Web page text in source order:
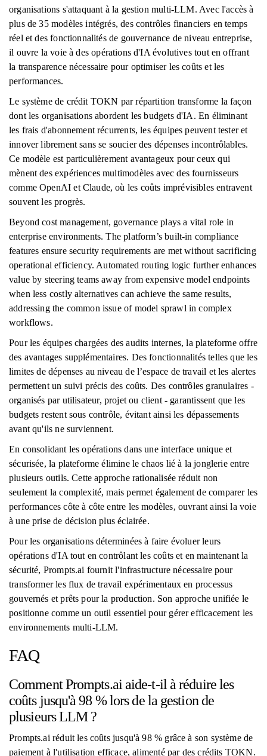
organisations s'attaquant à la gestion multi-LLM. Avec l'accès à
plus de 35 modèles intégrés, des contrôles financiers en temps
réel et des fonctionnalités de gouvernance de niveau entreprise,
il ouvre la voie à des opérations d'IA évolutives tout en offrant
la transparence nécessaire pour optimiser les coûts et les
performances.
Le système de crédit TOKN par répartition transforme la façon
dont les organisations abordent les budgets d'IA. En éliminant
les frais d'abonnement récurrents, les équipes peuvent tester et
innover librement sans se soucier des dépenses incontrôlables.
Ce modèle est particulièrement avantageux pour ceux qui
mènent des expériences multimodèles avec des fournisseurs
comme OpenAI et Claude, où les coûts imprévisibles entravent
souvent les progrès.
Beyond cost management, governance plays a vital role in
enterprise environments. The platform’s built-in compliance
features ensure security requirements are met without sacrificing
operational efficiency. Automated routing logic further enhances
value by steering teams away from expensive model endpoints
when less costly alternatives can achieve the same results,
addressing the common issue of model sprawl in complex
workflows.
Pour les équipes chargées des audits internes, la plateforme offre
des avantages supplémentaires. Des fonctionnalités telles que les
limites de dépenses au niveau de l’espace de travail et les alertes
permettent un suivi précis des coûts. Des contrôles granulaires -
organisés par utilisateur, projet ou client - garantissent que les
budgets restent sous contrôle, évitant ainsi les dépassements
avant qu'ils ne surviennent.
En consolidant les opérations dans une interface unique et
sécurisée, la plateforme élimine le chaos lié à la jonglerie entre
plusieurs outils. Cette approche rationalisée réduit non
seulement la complexité, mais permet également de comparer les
performances côte à côte entre les modèles, ouvrant ainsi la voie
à une prise de décision plus éclairée.
Pour les organisations déterminées à faire évoluer leurs
opérations d'IA tout en contrôlant les coûts et en maintenant la
sécurité, Prompts.ai fournit l'infrastructure nécessaire pour
transformer les flux de travail expérimentaux en processus
gouvernés et prêts pour la production. Son approche unifiée le
positionne comme un outil essentiel pour gérer efficacement les
environnements multi-LLM.
FAQ
Comment Prompts.ai aide-t-il à réduire les
coûts jusqu'à 98 % lors de la gestion de
plusieurs LLM ?
Prompts.ai réduit les coûts jusqu'à 98 % grâce à son système de
paiement à l'utilisation efficace, alimenté par des crédits TOKN.